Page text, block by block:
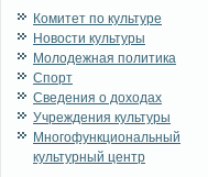
Комитет по культуре
Новости культуры
Молодежная политика
Спорт
Сведения о доходах
Учреждения культуры
Многофункциональный
культурный центр